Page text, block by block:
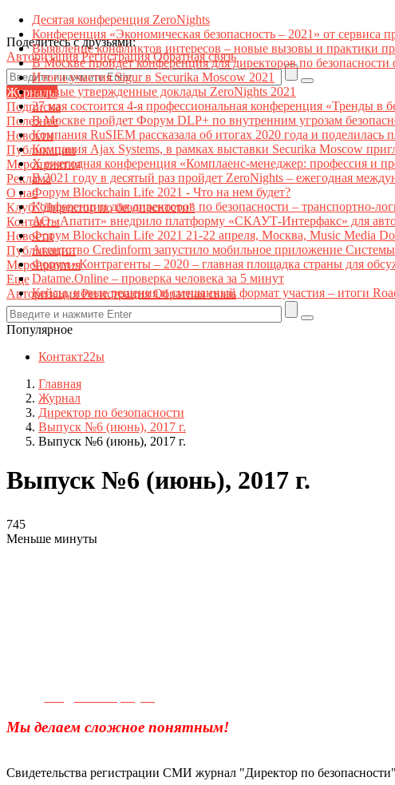
Поделитесь с друзьями:
АвторизацияРегистрацияОбратная связь
Журналы
Подписка
Полезное
Новости
Публикации
Мероприятия
Реклама
О нас
Клуб "Директор по безопасности"
Контакты
Новости
Публикации
Мероприятия
Еще
АвторизацияРегистрацияОбратная связь
Популярное
Десятая конференция ZeroNights
Конференция «Экономическая безопасность – 2021» от сервиса
Выявление конфликтов интересов – новые вызовы и практики
В Москве пройдет конференция для директоров по
Итоги участия Sigur в Securika Moscow 2021
Первые утвержденные доклады ZeroNights 2021
27 мая состоится 4-я профессиональная конференция «Тренды в
В Москве пройдет Форум DLP+ по внутренним угрозам
Компания RuSIEM рассказала об итогах 2020 года и поделилась
Компания Ajax Systems, в рамках выставки Securika Moscow
X ежегодная конференция «Комплаенс-менеджер: профессия и
В 2021 году в десятый раз пройдет ZeroNights – ежегодная
Форум Blockchain Life 2021 - Что на нем будет?
Конференции для директоров по безопасности – транспортно-
АО «Апатит» внедрило платформу «СКАУТ-Интерфакс» для
Форум Blockchain Life 2021 21-22 апреля, Москва, Music Media
Агентство Credinform запустило мобильное приложение
Форум «Контрагенты – 2020 – главная площадка страны для
Datame.Online – проверка человека за 5 минут
Кейсы, новые решения и смешанный формат участия – итоги
Контакт22ы
Главная
Журнал
Директор по безопасности
Выпуск №6 (июнь), 2017 г.
Выпуск №6 (июнь), 2017 г.
Выпуск №6 (июнь), 2017 г.
745
Меньше минуты
Мы делаем сложное понятным!
Свидетельства регистрации СМИ журнал "Директор по